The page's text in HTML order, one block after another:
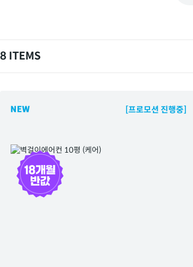
8 ITEMS
[프로모션 진행중]